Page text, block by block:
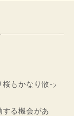
もかなり散っ
る機会があ